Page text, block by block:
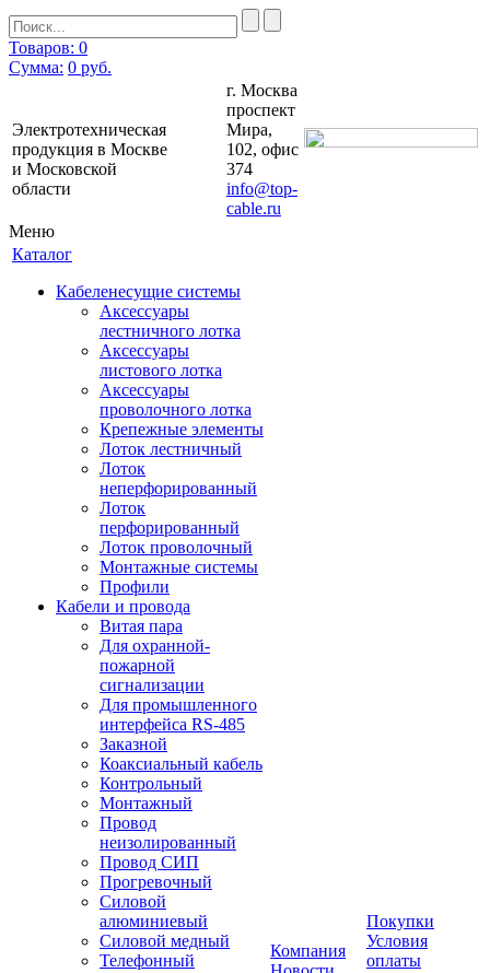
Товаров: 0
Сумма: 0 руб.
Электротехническая
продукция в Москве
и Московской
области
г. Москва
проспект
Мира,
102, офис
374
info@top-
cable.ru
Меню
Каталог
Кабеленесущие системы
Аксессуары
лестничного лотка
Аксессуары
листового лотка
Аксессуары
проволочного лотка
Крепежные элементы
Лоток лестничный
Лоток
неперфорированный
Лоток
перфорированный
Лоток проволочный
Монтажные системы
Профили
Кабели и провода
Витая пара
Для охранной-
пожарной
сигнализации
Для промышленного
интерфейса RS-485
Заказной
Коаксиальный кабель
Контрольный
Монтажный
Провод
неизолированный
Провод СИП
Прогревочный
Силовой
алюминиевый
Силовой медный
Телефонный
Компания
Покупки
Условия
оплаты